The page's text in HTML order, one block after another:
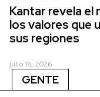
Kantar revela el
los valores que
sus regiones
julio 16, 2026
GENTE